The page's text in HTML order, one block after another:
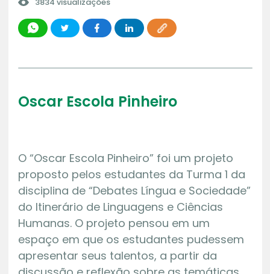
3834 visualizações
Oscar Escola Pinheiro
O “Oscar Escola Pinheiro” foi um projeto
proposto pelos estudantes da Turma 1 da
disciplina de “Debates Língua e Sociedade”
do Itinerário de Linguagens e Ciências
Humanas. O projeto pensou em um
espaço em que os estudantes pudessem
apresentar seus talentos, a partir da